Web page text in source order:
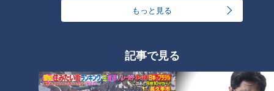
もっと見る
記事で見る
「はがれないチーズハムカツ」
の作り方【キユーピー３分クッ
「塩麹でしっとり鶏胸肉のから
揚げ」の作り方【キユーピー３